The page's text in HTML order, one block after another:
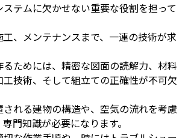
テムに欠かせない重要な役割を担って
、メンテナンスまで、一連の技術が求
ためには、精密な図面の読解力、材料
技術、そして組立ての正確性が不可欠
される建物の構造や、空気の流れを考慮
門知識が必要になります。